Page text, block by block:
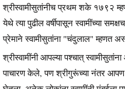
श्रीस्वामीसुतांनीच प्रथम शके
येथे त्या पुढील वर्षीपासून स्वामींच्या
प्रेमाने स्वामीसुतांना "चंदुलाल" म्हणत
श्रीस्वामींनी आपल्या पश्चात्
पाचारण केले, पण श्रीगुरूंच्या नंतर आपण